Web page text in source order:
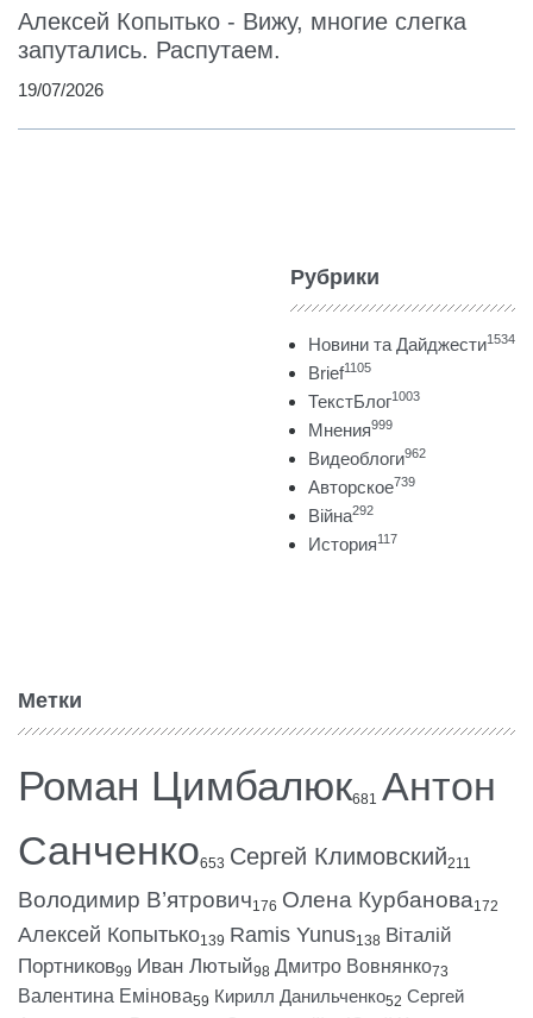
Алексей Копытько - Вижу, многие слегка
запутались. Распутаем.
19/07/2026
Рубрики
Новини та Дайджести1534
Brief1105
ТекстБлог1003
Мнения999
Видеоблоги962
Авторское739
Війна292
История117
Метки
Роман Цимбалюк681 Антон
Санченко653 Сергей Климовский211
Володимир В’ятрович176 Олена Курбанова172
Алексей Копытько139 Ramis Yunus138 Віталій
Портников99 Иван Лютый98 Дмитро Вовнянко73
Валентина Емінова59 Кирилл Данильченко52 Сергей